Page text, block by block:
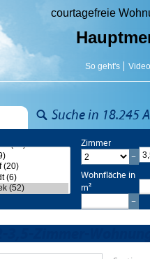
courtagefreie
Video
So geht's
Suche in 18.245
Wohnfläche in
m²
Zimmer